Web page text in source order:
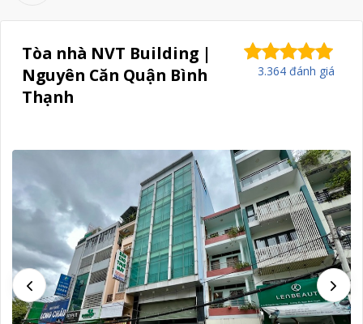
Tòa nhà NVT Building |
Nguyên Căn Quận Bình
Thạnh
3.364 đánh giá